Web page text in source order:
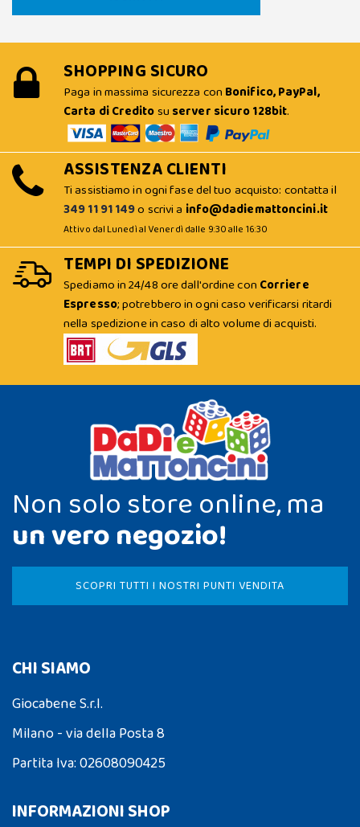
SHOPPING SICURO
Paga in massima sicurezza con Bonifico, PayPal,
Carta di Creditosu server sicuro 128bit.
ASSISTENZA CLIENTI
Ti assistiamo in ogni fase del tuo acquisto: contatta il
349 11 91 149o scrivi a info@dadiemattoncini.it
Attivo dal Lunedì al Venerdì dalle 9:30 alle 16:30
TEMPI DI SPEDIZIONE
Spediamo in 24/48 ore dall'ordine con Corriere
Espresso; potrebbero in ogni caso verificarsi ritardi
nella spedizione in caso di alto volume di acquisti.
Non solo store online, ma
un vero negozio!
SCOPRI TUTTI I NOSTRI PUNTI VENDITA
CHI SIAMO
Giocabene S.r.l.
Milano - via della Posta 8
Partita Iva: 02608090425
INFORMAZIONI SHOP